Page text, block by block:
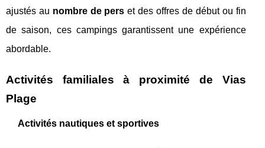
ajustés au nombre de pers et des offres de début ou fin
de saison, ces campings garantissent une expérience
abordable.
Activités familiales à proximité de Vias
Plage
Activités nautiques et sportives